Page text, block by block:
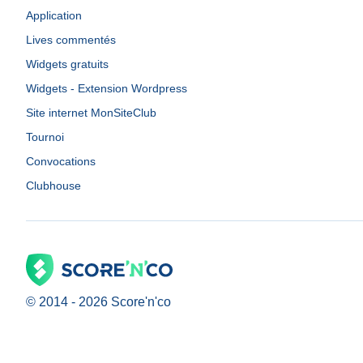
Application
Lives commentés
Widgets gratuits
Widgets - Extension Wordpress
Site internet MonSiteClub
Tournoi
Convocations
Clubhouse
© 2014 - 2026 Score'n'co